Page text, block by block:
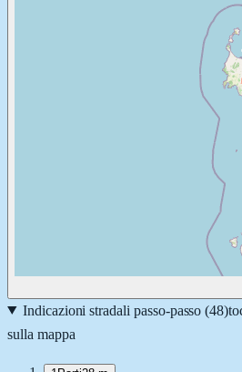
Indicazioni stradali passo-passo (48)
sulla mappa